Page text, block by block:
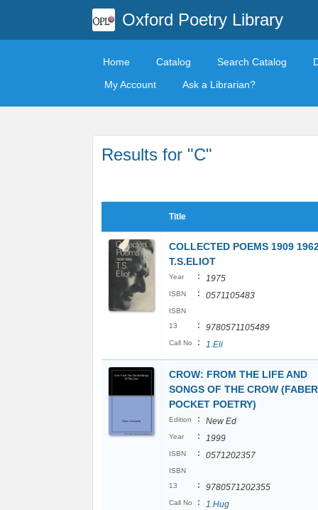
Oxford Poetry Library
Home Catalog Search Catalog
My Account
Ask a Librarian?
Results for "C"
Title
COLLECTED POEMS 1909
T.S.ELIOT
Year : 1975
ISBN : 0571105483
ISBN
13
: 9780571105489
Call No : 1.Eli
CROW: FROM THE LIFE AND
SONGS OF THE CROW (FABER
POCKET POETRY)
Edition : New Ed
Year : 1999
ISBN : 0571202357
ISBN
13
: 9780571202355
Call No : 1.Hug